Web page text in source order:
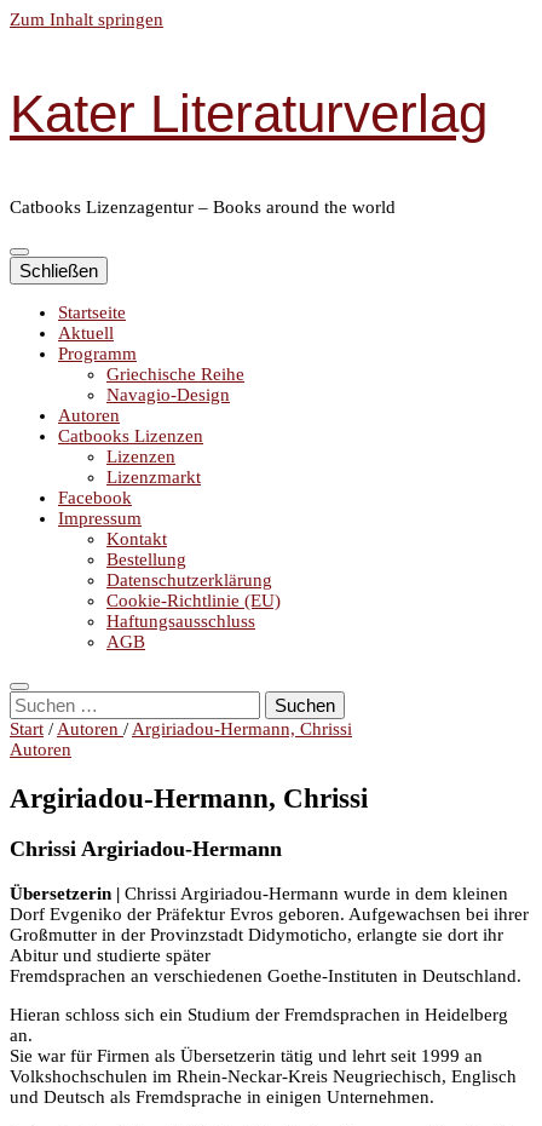
Zum Inhalt springen
Kater Literaturverlag
Catbooks Lizenzagentur – Books around the world
Schließen
Startseite
Aktuell
Programm
Griechische Reihe
Navagio-Design
Autoren
Catbooks Lizenzen
Lizenzen
Lizenzmarkt
Facebook
Impressum
Kontakt
Bestellung
Datenschutzerklärung
Cookie-Richtlinie (EU)
Haftungsausschluss
AGB
Suchen
nach:
Start / Autoren / Argiriadou-Hermann, Chrissi
Autoren
Argiriadou-Hermann, Chrissi
Chrissi Argiriadou-Hermann
Übersetzerin | Chrissi Argiriadou-Hermann wurde in dem kleinen
Dorf Evgeniko der Präfektur Evros geboren. Aufgewachsen bei ihrer
Großmutter in der Provinzstadt Didymoticho, erlangte sie dort ihr
Abitur und studierte später
Fremdsprachen an verschiedenen Goethe-Instituten in Deutschland.
Hieran schloss sich ein Studium der Fremdsprachen in Heidelberg
an.
Sie war für Firmen als Übersetzerin tätig und lehrt seit 1999 an
Volkshochschulen im Rhein-Neckar-Kreis Neugriechisch, Englisch
und Deutsch als Fremdsprache in einigen Unternehmen.